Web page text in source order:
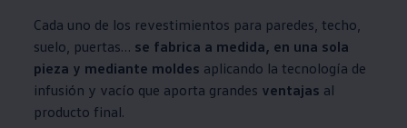
Cada uno de los revestimientos para paredes, techo,
suelo, puertas… se fabrica a medida, en una sola
pieza y mediante moldes aplicando la tecnología de
infusión y vacío que aporta grandes ventajas al
producto final.